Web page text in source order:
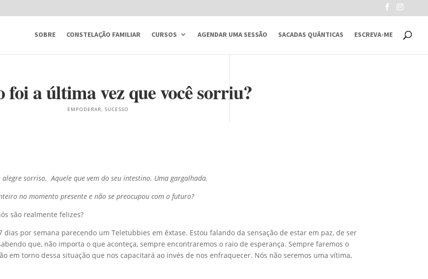
SOBRE CONSTELAÇÃO FAMILIAR CURSOS AGENDAR UMA SESSÃO SACADAS QUÂNTICAS ESCREVA-ME
foi a última vez que você sorriu?
EMPODERAR, SUCESSO
alegre sorriso. Aquele que vem do seu intestino. Uma gargalhada.
no momento presente e não se preocupou com o futuro?
são realmente felizes?
por semana parecendo um Teletubbies em êxtase. Estou falando da sensação de estar em paz, de ser
que, não importa o que aconteça, sempre encontraremos o raio de esperança. Sempre faremos o
em torno dessa situação que nos capacitará ao invés de nos enfraquecer. Nós não seremos uma vítima,